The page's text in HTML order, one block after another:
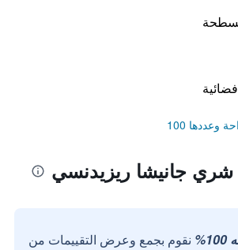
100
جانيشا ريزيدنسي
نقوم بجمع وعرض التقييمات من